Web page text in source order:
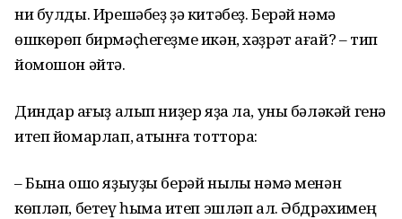
ни булды. Ирешәбеҙ ҙә китәбеҙ. Берәй нәмә
өшкөрөп бирмәҫһегеҙме икән, хәҙрәт ағай? – тип
йомошон әйтә.
Диндар ҡағыҙ алып ниҙер яҙа ла, уны бәләкәй генә
итеп йомарлап, ҡатынға тоттора:
– Бына ошо яҙыуҙы берәй ныҡлы нәмә менән
көпләп, бетеү һымаҡ итеп эшләп ал. Әбдрәхимең